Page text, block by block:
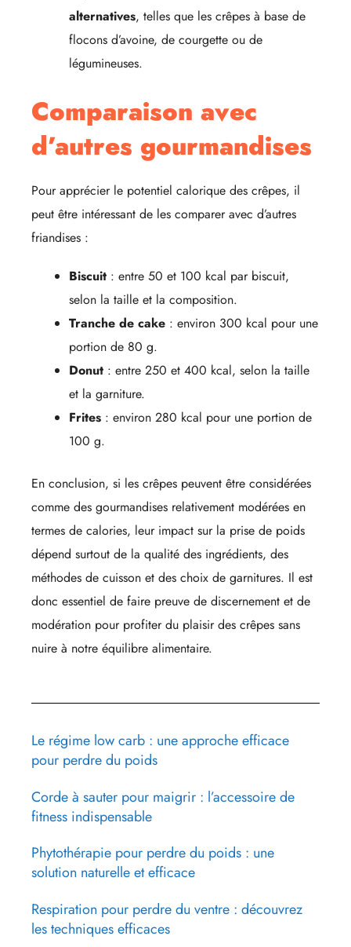
alternatives, telles que les crêpes à base de
flocons d’avoine, de courgette ou de
légumineuses.
Comparaison avec
d’autres gourmandises
Pour apprécier le potentiel calorique des crêpes, il
peut être intéressant de les comparer avec d’autres
friandises :
Biscuit : entre 50 et 100 kcal par biscuit,
selon la taille et la composition.
Tranche de cake : environ 300 kcal pour une
portion de 80 g.
Donut : entre 250 et 400 kcal, selon la taille
et la garniture.
Frites : environ 280 kcal pour une portion de
100 g.
En conclusion, si les crêpes peuvent être considérées
comme des gourmandises relativement modérées en
termes de calories, leur impact sur la prise de poids
dépend surtout de la qualité des ingrédients, des
méthodes de cuisson et des choix de garnitures. Il est
donc essentiel de faire preuve de discernement et de
modération pour profiter du plaisir des crêpes sans
nuire à notre équilibre alimentaire.
Le régime low carb : une approche efficace
pour perdre du poids
Corde à sauter pour maigrir : l’accessoire de
fitness indispensable
Phytothérapie pour perdre du poids : une
solution naturelle et efficace
Respiration pour perdre du ventre : découvrez
les techniques efficaces